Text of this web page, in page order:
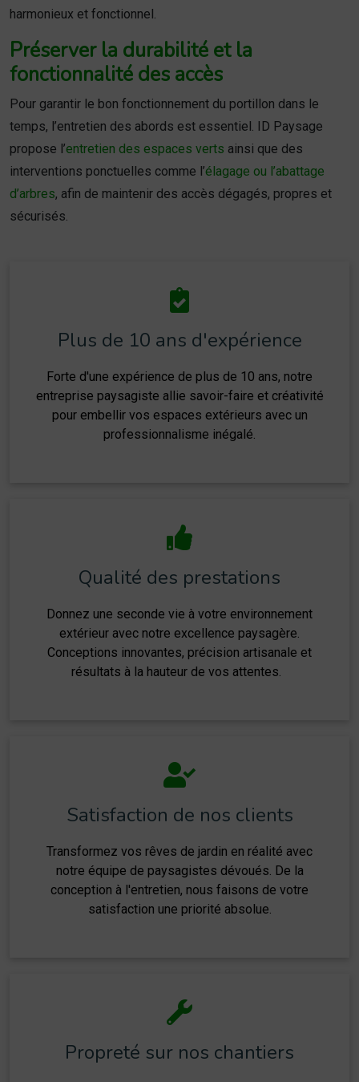
harmonieux et fonctionnel.
Préserver la durabilité et la
fonctionnalité des accès
Pour garantir le bon fonctionnement du portillon dans le
temps, l’entretien des abords est essentiel. ID Paysage
propose l’entretien des espaces verts ainsi que des
interventions ponctuelles comme l’élagage ou l’abattage
d’arbres, afin de maintenir des accès dégagés, propres et
sécurisés.
Plus de 10 ans d'expérience
Forte d'une expérience de plus de 10 ans, notre
entreprise paysagiste allie savoir-faire et créativité
pour embellir vos espaces extérieurs avec un
professionnalisme inégalé.
Qualité des prestations
Donnez une seconde vie à votre environnement
extérieur avec notre excellence paysagère.
Conceptions innovantes, précision artisanale et
résultats à la hauteur de vos attentes.
Satisfaction de nos clients
Transformez vos rêves de jardin en réalité avec
notre équipe de paysagistes dévoués. De la
conception à l'entretien, nous faisons de votre
satisfaction une priorité absolue.
Propreté sur nos chantiers